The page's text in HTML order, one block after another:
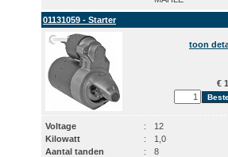
01131059 - Starter
toon
€
Voltage :
12
Kilowatt
:
1,0
Aantal tanden
:
8